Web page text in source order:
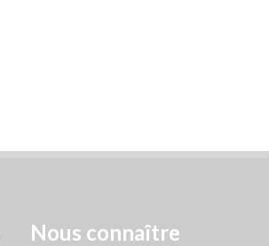
Nous connaître